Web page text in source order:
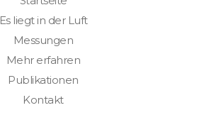
Es liegt in der Luft
Messungen
Mehr erfahren
Publikationen
Kontakt